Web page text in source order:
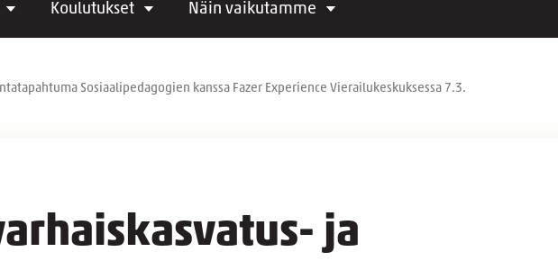
Koulutukset Näin vaikutamme
Sosiaalipedagogien kanssa Fazer Experience Vierailukeskuksessa 7.3.
ja